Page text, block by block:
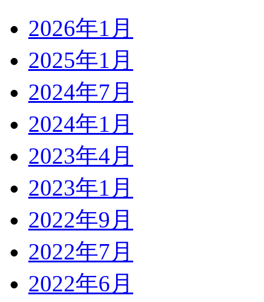
2026年1月
2025年1月
2024年7月
2024年1月
2023年4月
2023年1月
2022年9月
2022年7月
2022年6月